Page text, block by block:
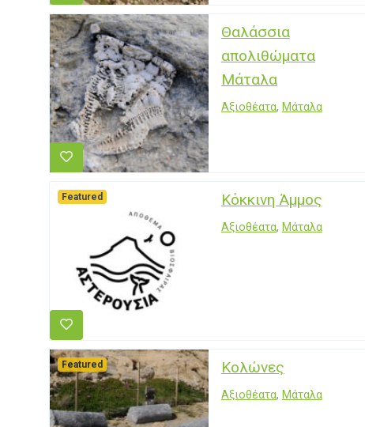
Θαλάσσια
απολιθώματα
Μάταλα
Αξιοθέατα, Μάταλα
Κόκκινη Άμμος
Αξιοθέατα, Μάταλα
Featured
Κολώνες
Αξιοθέατα, Μάταλα
Featured